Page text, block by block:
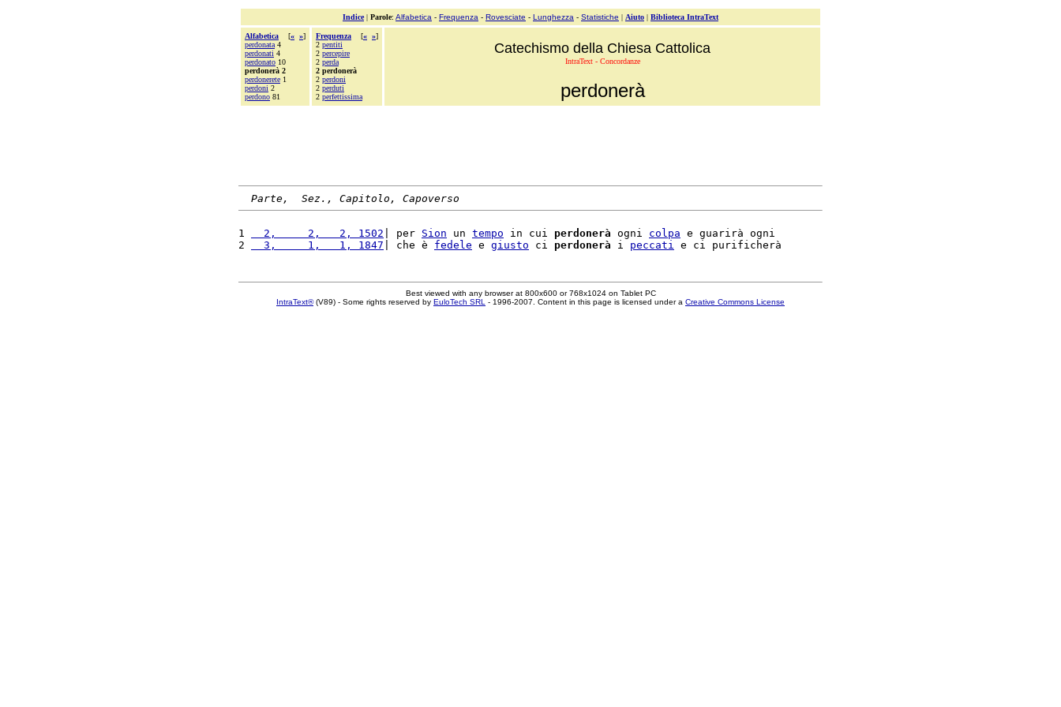
Indice| Parole: Alfabetica - Frequenza - Rovesciate - Lunghezza - Statistiche | Aiuto | Biblioteca IntraText
Alfabetica [« »]
perdonata 4
perdonati 4
perdonato 10
perdonerà 2
perdonerete 1
perdoni 2
perdono 81
Frequenza [« »]
2 pentiti
2 percepire
2 perda
2 perdonerà
2 perdoni
2 perduti
2 perfettissima
Catechismo della Chiesa Cattolica
IntraText - Concordanze
perdonerà
Parte,  Sez., Capitolo, Capoverso
1
  2,     2,   2, 1502
| per Sion un tempo in cui perdonerà ogni colpa e guarirà ogni
2
  3,     1,   1, 1847
| che è fedele e giusto ci perdonerà i peccati
Best viewed with any browser at 800x600 or 768x1024 on Tablet PC
IntraText®(V89) - Some rights reserved by EuloTech SRL - 1996-2007. Content in this page is licensed under a Creative Commons License